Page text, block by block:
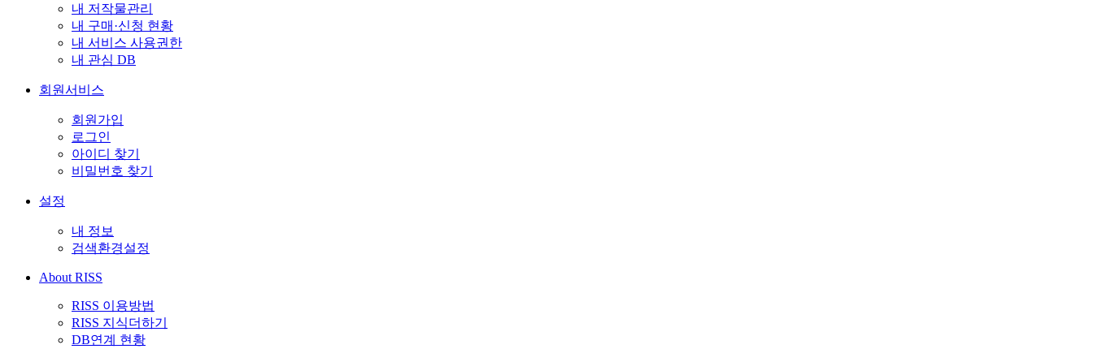
내 저작물관리
내 구매·신청 현황
내 서비스 사용권한
내 관심 DB
회원서비스
회원가입
로그인
아이디 찾기
비밀번호 찾기
설정
내 정보
검색환경설정
About RISS
RISS 이용방법
RISS 지식더하기
DB연계 현황